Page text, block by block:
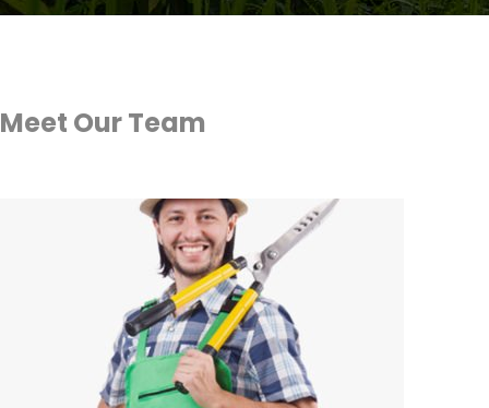
Meet OurTeam